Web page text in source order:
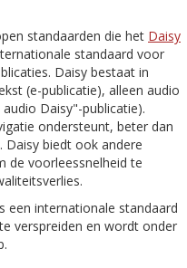
standaarden die het Daisy
standaard voor
Daisy bestaat in
(e-publicatie), alleen audio
Daisy"-publicatie).
ondersteunt, beter dan
Daisy biedt ook andere
de voorleessnelheid te
een internationale standaard
verspreiden en wordt onder